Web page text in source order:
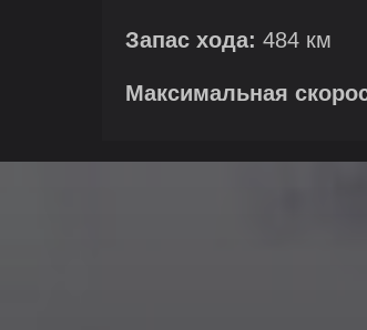
Запас хода: 484 км
Максимальная